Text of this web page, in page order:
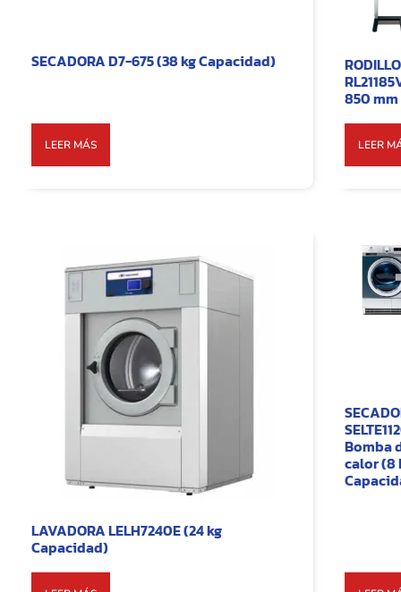
SECADORA D7-675 (38 kg Capacidad)
LEER MÁS
RODILLO
850 mm
LEER
LAVADORA LELH7240E (24 kg
Capacidad)
Bomba
calor (8